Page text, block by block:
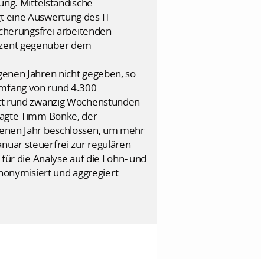
eine Auswertung des IT-
arbeitenden
gegenüber dem
Jahren nicht gegeben, so
von rund 4.300
zwanzig Wochenstunden
Timm Bönke, der
Jahr beschlossen, um mehr
steuerfrei zur regulären
die Analyse auf die Lohn- und
und aggregiert